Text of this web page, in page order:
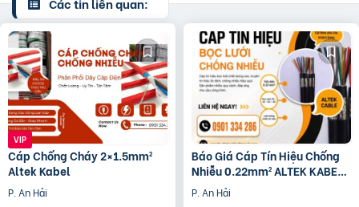
Cáp Chống Cháy 2×1.5mm²
Altek Kabel
P. An Hải
Báo Giá Cáp Tín Hiệu Chống
Nhiễu 0.22mm² ALTEK KABEL |
Đồng Nguyên Chất 100%
P. An Hải